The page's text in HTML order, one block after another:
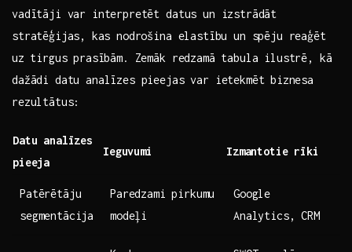
vadītāji var interpretēt datus un‍ izstrādāt
stratēģijas,⁢ kas nodrošina elastību un spēju reaģēt
⁢uz tirgus prasībām. Zemāk redzamā tabula ilustrē, kā
dažādi datu analīzes pieejas var ietekmēt⁢ biznesa
rezultātus:
Datu analīzes
pieeja
Ieguvumi Izmantotie rīki
Patērētāju​
segmentācija
Paredzami pirkumu
modeļi
Google⁣
Analytics, ⁣CRM